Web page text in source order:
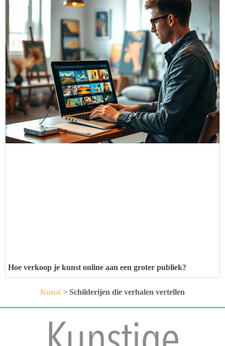
Hoe verkoop je kunst online aan een groter publiek?
Kunst > Schilderijen die verhalen vertellen